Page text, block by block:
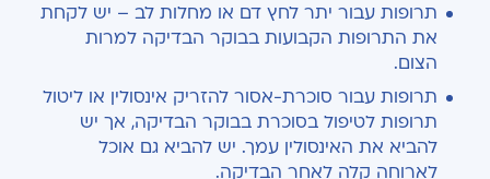
תרופות עבור יתר לחץ דם או מחלות לב – יש לקחת
את התרופות הקבועות בבוקר הבדיקה למרות
הצום.
תרופות עבור סוכרת-אסור להזריק אינסולין או ליטול
תרופות לטיפול בסוכרת בבוקר הבדיקה, אך יש
להביא את האינסולין עמך. יש להביא גם אוכל
לארוחה קלה לאחר הבדיקה.